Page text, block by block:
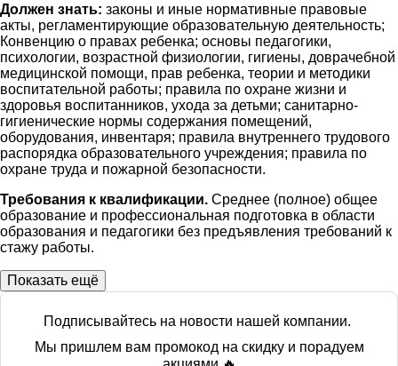
Должен знать: законы и иные нормативные правовые
акты, регламентирующие образовательную деятельность;
Конвенцию о правах ребенка; основы педагогики,
психологии, возрастной физиологии, гигиены, доврачебной
медицинской помощи, прав ребенка, теории и методики
воспитательной работы; правила по охране жизни и
здоровья воспитанников, ухода за детьми; санитарно-
гигиенические нормы содержания помещений,
оборудования, инвентаря; правила внутреннего трудового
распорядка образовательного учреждения; правила по
охране труда и пожарной безопасности.
Требования к квалификации. Среднее (полное) общее
образование и профессиональная подготовка в области
образования и педагогики без предъявления требований к
стажу работы.
Показать ещё
Подписывайтесь на новости нашей компании.
Мы пришлем вам промокод на скидку и порадуем